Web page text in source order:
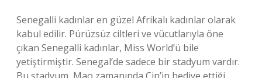
Senegalli kadınlar en güzel Afrikalı kadınlar olarak
kabul edilir. Pürüzsüz ciltleri ve vücutlarıyla öne
çıkan Senegalli kadınlar, Miss World’ü bile
yetiştirmiştir. Senegal’de sadece bir stadyum vardır.